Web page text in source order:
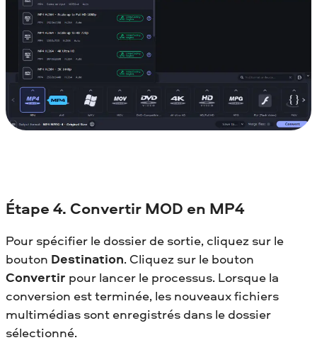
Étape 4. Convertir MOD en MP4
Pour spécifier le dossier de sortie, cliquez sur le
bouton Destination. Cliquez sur le bouton
Convertir pour lancer le processus. Lorsque la
conversion est terminée, les nouveaux fichiers
multimédias sont enregistrés dans le dossier
sélectionné.